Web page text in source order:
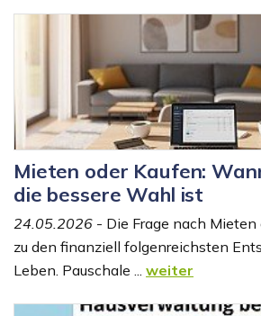
Mieten oder Kaufen:
die bessere Wahl ist
24.05.2026 - Die Frage nach
zu den finanziell folgenreichsten
Leben. Pauschale ... weiter